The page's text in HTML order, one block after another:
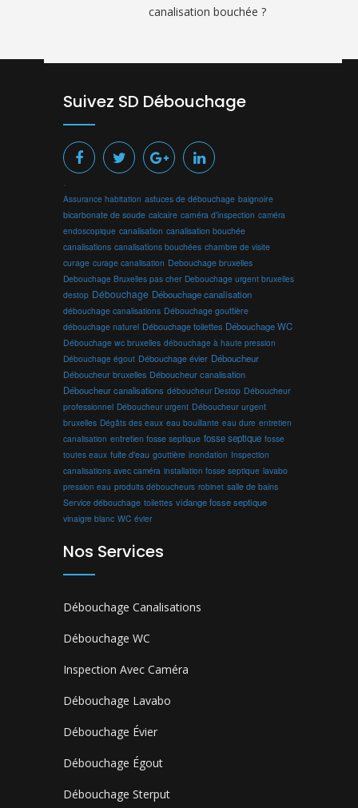
canalisation bouchée ?
Suivez SD Débouchage
Assurance habitation astuces de débouchage baignoire
bicarbonate de soude calcaire caméra d'inspection caméra
endoscopique canalisation canalisation bouchée
canalisations canalisations bouchées chambre de visite
curage curage canalisation Debouchage bruxelles
Debouchage Bruxelles pas cher Debouchage urgent bruxelles
destop Débouchage Débouchage canalisation
débouchage canalisations Débouchage gouttière
débouchage naturel Débouchage toilettes Débouchage WC
Débouchage wc bruxelles débouchage à haute pression
Débouchage égout Débouchage évier Déboucheur
Déboucheur bruxelles Déboucheur canalisation
Déboucheur canalisations déboucheur Destop Déboucheur
professionnel Déboucheur urgent Déboucheur urgent
bruxelles Dégâts des eaux eau bouillante eau dure entretien
canalisation entretien fosse septique fosse septique fosse
toutes eaux fuite d'eau gouttière inondation Inspection
canalisations avec caméra installation fosse septique lavabo
pression eau produits déboucheurs robinet salle de bains
Service débouchage toilettes vidange fosse septique
vinaigre blanc WC évier
Nos Services
Débouchage Canalisations
Débouchage WC
Inspection Avec Caméra
Débouchage Lavabo
Débouchage Évier
Débouchage Égout
Débouchage Sterput